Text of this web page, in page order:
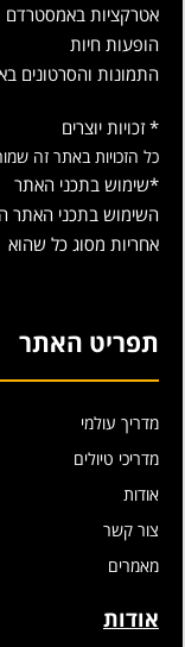
אטרקציות באמסטרדם
הופעות חיות
התמונות והסרטונים
* זכויות יוצרים
כל הזכויות באתר זה
*שימוש בתכני האתר
השימוש בתכני האתר
אחריות מסוג כל שהוא
תפריט האתר
מדריך עולמי
מדריכי טיולים
אודות
צור קשר
מאמרים
אודות